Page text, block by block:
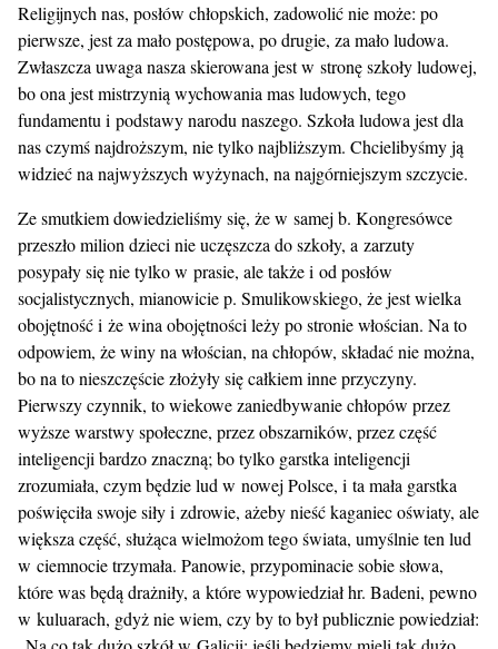
Religijnych nas, posłów chłopskich, zadowolić nie może: po
pierwsze, jest za mało postępowa, po drugie, za mało ludowa.
Zwłaszcza uwaga nasza skierowana jest w stronę szkoły ludowej,
bo ona jest mistrzynią wychowania mas ludowych, tego
fundamentu i podstawy narodu naszego. Szkoła ludowa jest dla
nas czymś najdroższym, nie tylko najbliższym. Chcielibyśmy ją
widzieć na najwyższych wyżynach, na najgórniejszym szczycie.
Ze smutkiem dowiedzieliśmy się, że w samej b. Kongresówce
przeszło milion dzieci nie uczęszcza do szkoły, a zarzuty
posypały się nie tylko w prasie, ale także i od posłów
socjalistycznych, mianowicie p. Smulikowskiego, że jest wielka
obojętność i że wina obojętności leży po stronie włościan. Na to
odpowiem, że winy na włościan, na chłopów, składać nie można,
bo na to nieszczęście złożyły się całkiem inne przyczyny.
Pierwszy czynnik, to wiekowe zaniedbywanie chłopów przez
wyższe warstwy społeczne, przez obszarników, przez część
inteligencji bardzo znaczną; bo tylko garstka inteligencji
zrozumiała, czym będzie lud w nowej Polsce, i ta mała garstka
poświęciła swoje siły i zdrowie, ażeby nieść kaganiec oświaty, ale
większa część, służąca wielmożom tego świata, umyślnie ten lud
w ciemnocie trzymała. Panowie, przypominacie sobie słowa,
które was będą drażniły, a które wypowiedział hr. Badeni, pewno
w kuluarach, gdyż nie wiem, czy by to był publicznie powiedział: